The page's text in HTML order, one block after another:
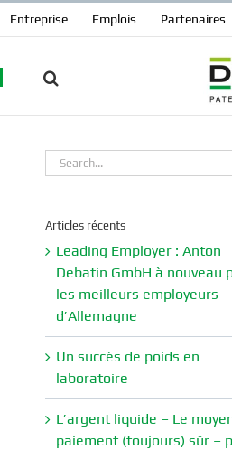
Entreprise Emplois Partenaires
Search
for:
Articles récents
Leading Employer : Anton
Debatin GmbH à nouveau
les meilleurs employeurs
d’Allemagne
Un succès de poids en
laboratoire
L’argent liquide – Le
paiement (toujours) sûr –